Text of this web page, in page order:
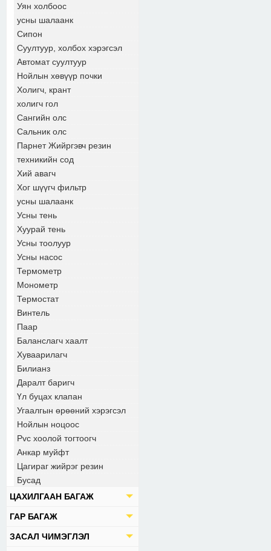
Уян холбоос
усны шалаанк
Сипон
Суултуур, холбох хэрэгсэл
Автомат суултуур
Нойлын хөвүүр почки
Холигч, крант
холигч гол
Сангийн олс
Сальник олс
Парнет Жийргэвч резин
техникийн сод
Хий авагч
Хог шүүгч фильтр
усны шалаанк
Усны тень
Хуурай тень
Усны тоолуур
Усны насос
Термометр
Монометр
Термостат
Винтель
Паар
Баланслагч хаалт
Хуваарилагч
Билианз
Даралт баригч
Үл буцах клапан
Угаалгын өрөөний хэрэгсэл
Нойлын ноцоос
Pvc хоолой тогтоогч
Анкар муйфт
Цагираг жийрэг резин
Бусад
ЦАХИЛГААН БАГАЖ
ГАР БАГАЖ
ЗАСАЛ ЧИМЭГЛЭЛ